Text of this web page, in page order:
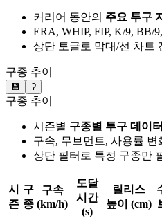
커리어 동안의 주요 투구
ERA, WHIP, FIP, K/9, BB/
상단 토글로 막대/선 차트
구종 추이
💾 ?
구종 추이
시즌별 구종별 투구 데이터
구속, 무브먼트, 사용률 변
상단 필터로 특정 구종만
시
즌
구
종
구속
(km/h)
도달
시간
(s)
릴리스
높이 (cm)